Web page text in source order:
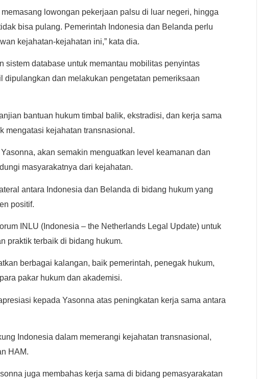
lowongan pekerjaan palsu di luar negeri, hingga
bisa pulang. Pemerintah Indonesia dan Belanda perlu
kejahatan-kejahatan ini,” kata dia.
sistem database untuk memantau mobilitas penyintas
dipulangkan dan melakukan pengetatan pemeriksaan
bantuan hukum timbal balik, ekstradisi, dan kerja sama
mengatasi kejahatan transnasional.
akan semakin menguatkan level keamanan dan
masyarakatnya dari kejahatan.
antara Indonesia dan Belanda di bidang hukum yang
positif.
INLU (Indonesia – the Netherlands Legal Update) untuk
praktik terbaik di bidang hukum.
berbagai kalangan, baik pemerintah, penegak hukum,
pakar hukum dan akademisi.
kepada Yasonna atas peningkatan kerja sama antara
Indonesia dalam memerangi kejahatan transnasional,
HAM.
juga membahas kerja sama di bidang pemasyarakatan